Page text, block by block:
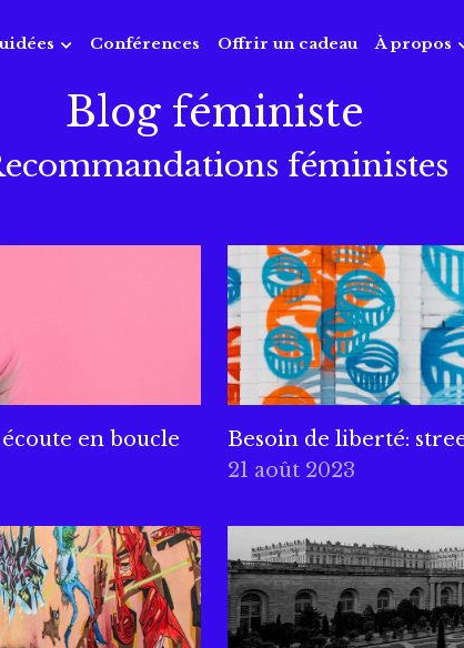
Conférences Offrir un cadeau À propos
Blog féministe
féministes
en boucle
Besoin de liberté:
21 août 2023